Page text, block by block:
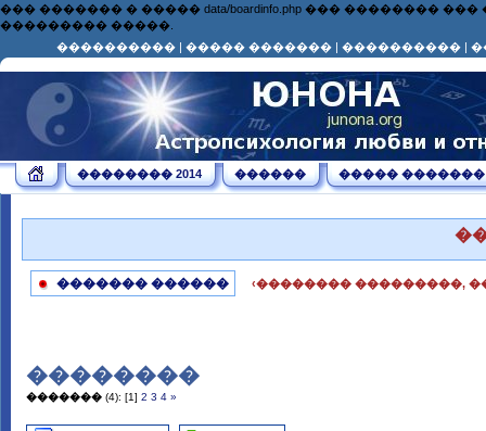
��� ������� � ����� data/boardinfo.php ���
��������� �����.
���������� | ����� ������� | ���������� |
�������� 2014 ������ ����� �������
������� ������ ‹�������� ���������,
��������
������� (4): [1] 2 3 4 »